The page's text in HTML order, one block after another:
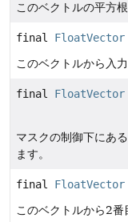
このベクトルの平方
final FloatVector
このベクトルから入
final FloatVector
マスクの制御下にあ
ます。
final FloatVector
このベクトルから2番